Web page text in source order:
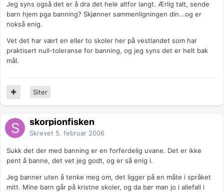
Jeg syns også det er å dra det hele altfor langt. Ærlig talt, sende
barn hjem pga banning? Skjønner sammenligningen din...og er
nokså enig.
Vet det har vært en eller to skoler her på vestlandet som har
praktisert null-toleranse for banning, og jeg syns det er helt bak
mål.
Siter
skorpionfisken
Skrevet 5. februar 2006
Sukk det der med banning er en forferdelig uvane. Det er ikke
pent å banne, det vet jeg godt, og er så enig i.
Jeg banner uten å tenke meg om, det ligger på en måte i språket
mitt. Mine barn går på kristne skoler, og da bør man jo i allefall i